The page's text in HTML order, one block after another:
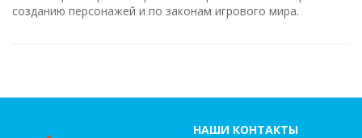
созданию персонажей и по законам игрового мира.
НАШИ КОНТАКТЫ